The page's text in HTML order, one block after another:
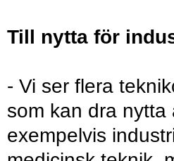
Till nytta för
- Vi ser flera
som kan dra nytta
exempelvis